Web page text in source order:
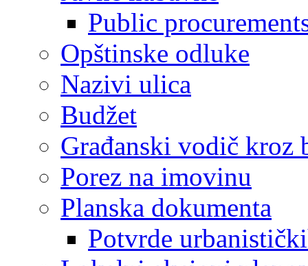
Public
Opštinske odluke
Nazivi ulica
Budžet
Građanski vodič kroz
Porez na imovinu
Planska dokumenta
Potvrde